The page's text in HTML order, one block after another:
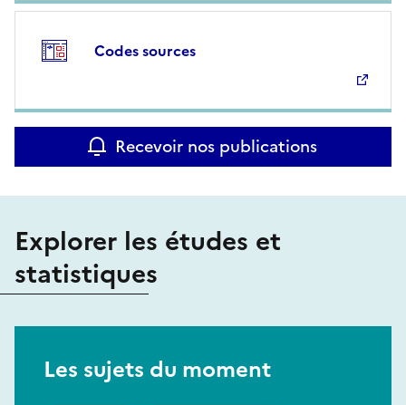
Codes sources
Recevoir nos publications
Explorer les études et
statistiques
Les sujets du moment